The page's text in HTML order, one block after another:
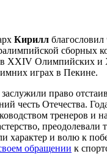
Кирилл благословил
сборных
в XXIV Олимпийских и
играх в Пекине.
право
честь Отечества.
тренеров и
преодолевали
характер и волю к
обращении к